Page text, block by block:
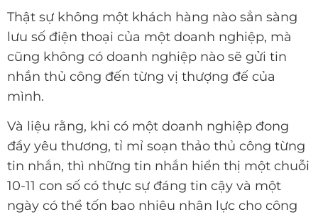
Thật sự không một khách hàng nào sẳn sàng
lưu số điện thoại của một doanh nghiệp, mà
cũng không có doanh nghiệp nào sẽ gửi tin
nhắn thủ công đến từng vị thượng đế của
mình.
Và liệu rằng, khi có một doanh nghiệp đong
đầy yêu thương, tỉ mỉ soạn thảo thủ công từng
tin nhắn, thì những tin nhắn hiển thị một chuỗi
10-11 con số có thực sự đáng tin cậy và một
ngày có thể tốn bao nhiêu nhân lực cho công